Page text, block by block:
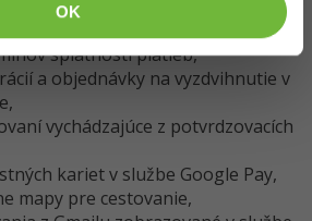
OK
návrhy vo vyhľadávaní,
splatnosti platieb,
a objednávky na vyzdvihnutie v
vychádzajúce z potvrdzovacích
kariet v službe Google Pay,
mapy pre cestovanie,